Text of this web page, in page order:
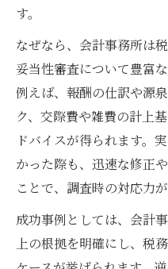
顧問料・仕訳管
計事務所
会計事務所の定
す方法
す。
なぜなら、会計事務所は
妥当性審査について豊富
例えば、報酬の仕訳や源
ク、交際費や雑費の計上
ドバイスが得られます。
かった際も、迅速な修正
ことで、調査時の対応力が
成功事例としては、会計
上の根拠を明確にし、税